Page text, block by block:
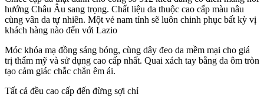
hướng Châu Âu sang trọng. Chất liệu da thuộc cao cấp màu nâu
cùng vân da tự nhiên. Một vẻ nam tính sẽ luôn chinh phục bất kỳ vị
khách hàng nào đến với Lazio
Móc khóa mạ đồng sáng bóng, cùng dây đeo da mềm mại cho giá
trị thẩm mỹ và sử dụng cao cấp nhất. Quai xách tay bằng da ôm tròn
tạo cảm giác chắc chắn êm ái.
Tất cả đều cao cấp đến đừng sợi chỉ